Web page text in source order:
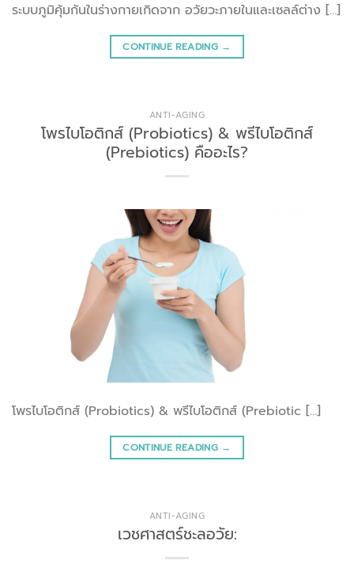
ระบบภูมิคุ้มกันในร่างกายเกิดจาก อวัยวะภายในและเซลล์ต่าง […]
CONTINUE READING →
ANTI-AGING
โพรไบโอติกส์ (Probiotics) & พรีไบโอติกส์
(Prebiotics) คืออะไร?
โพรไบโอติกส์ (Probiotics) & พรีไบโอติกส์ (Prebiotic […]
CONTINUE READING →
ANTI-AGING
เวชศาสตร์ชะลอวัย: